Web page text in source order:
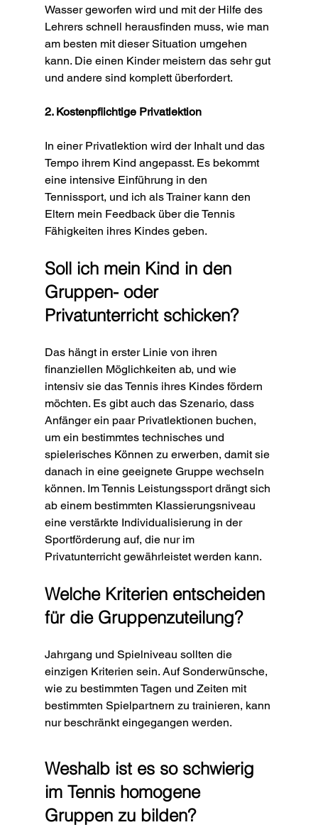
Wasser geworfen wird und mit der Hilfe des
Lehrers schnell herausfinden muss, wie man
am besten mit dieser Situation umgehen
kann. Die einen Kinder meistern das sehr gut
und andere sind komplett überfordert.
2. Kostenpflichtige Privatlektion
In einer Privatlektion wird der Inhalt und das
Tempo ihrem Kind angepasst. Es bekommt
eine intensive Einführung in den
Tennissport, und ich als Trainer kann den
Eltern mein Feedback über die Tennis
Fähigkeiten ihres Kindes geben.
Soll ich mein Kind in den
Gruppen- oder
Privatunterricht schicken?
Das hängt in erster Linie von ihren
finanziellen Möglichkeiten ab, und wie
intensiv sie das Tennis ihres Kindes fördern
möchten. Es gibt auch das Szenario, dass
Anfänger ein paar Privatlektionen buchen,
um ein bestimmtes technisches und
spielerisches Können zu erwerben, damit sie
danach in eine geeignete Gruppe wechseln
können. Im Tennis Leistungssport drängt sich
ab einem bestimmten Klassierungsniveau
eine verstärkte Individualisierung in der
Sportförderung auf, die nur im
Privatunterricht gewährleistet werden kann.
Welche Kriterien entscheiden
für die Gruppenzuteilung?
Jahrgang und Spielniveau sollten die
einzigen Kriterien sein. Auf Sonderwünsche,
wie zu bestimmten Tagen und Zeiten mit
bestimmten Spielpartnern zu trainieren, kann
nur beschränkt eingegangen werden.
Weshalb ist es so schwierig
im Tennis homogene
Gruppen zu bilden?